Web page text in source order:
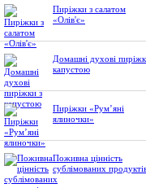
Пиріжки з салатом
«Олів'є»
Домашні духові
капустою
Пиріжки «Рум’яні
ялиночки»
Поживна цінність
сублімованих